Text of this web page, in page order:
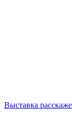
Выставка